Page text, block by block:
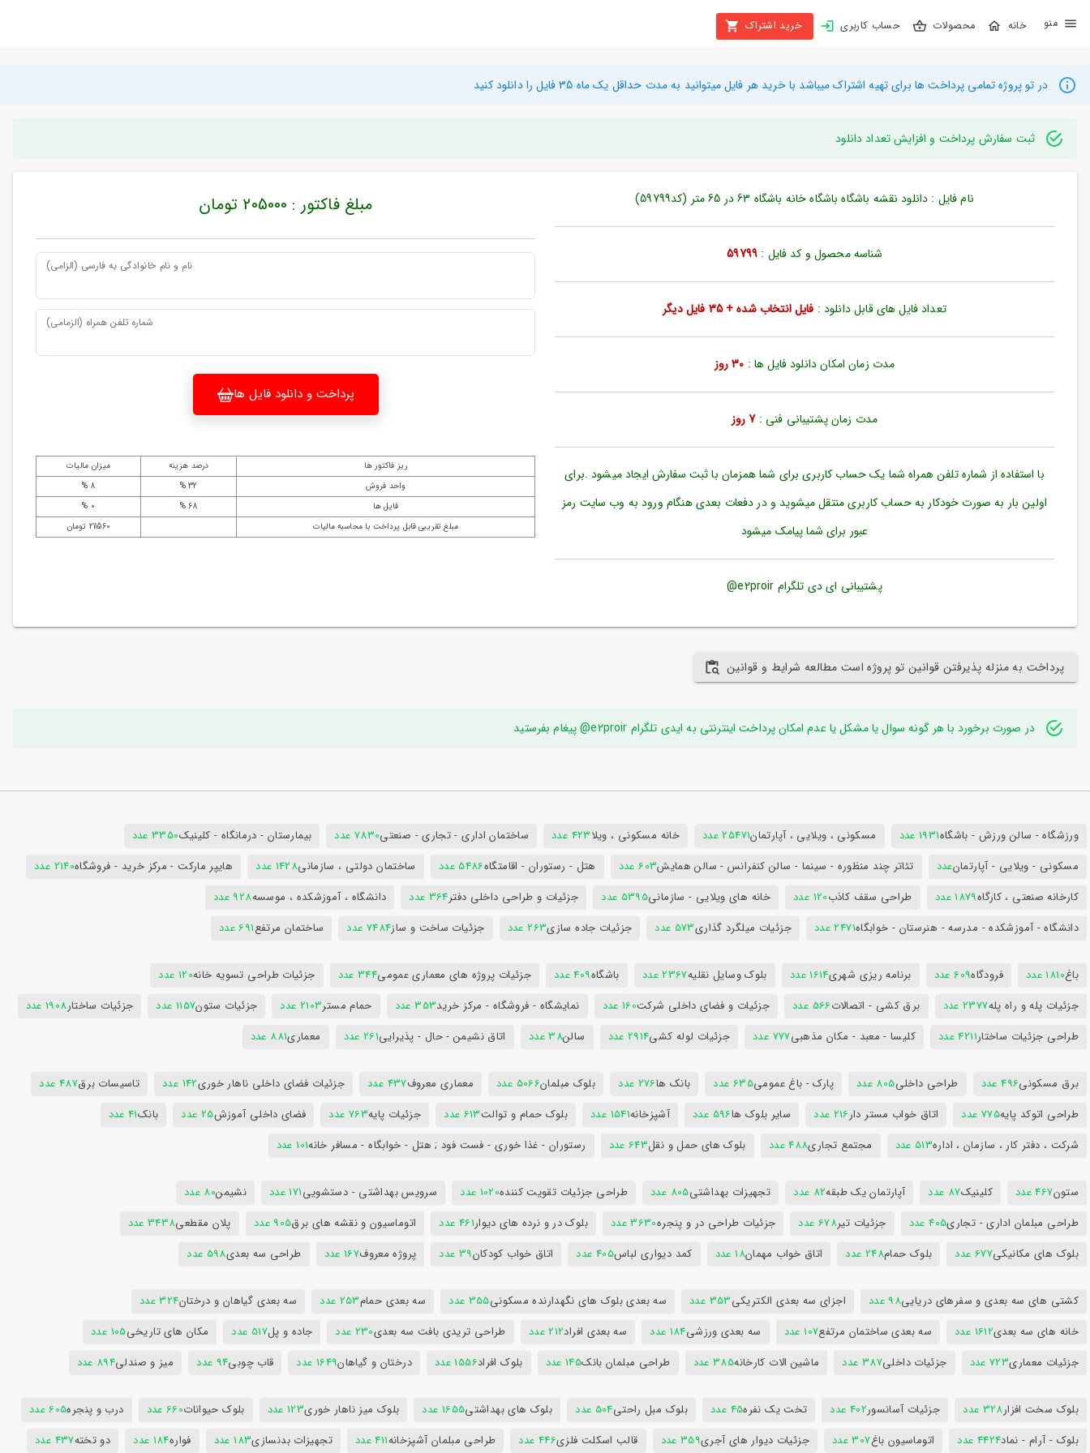
محصولات حساب کاربری خرید اشتراک
بستن
محصولات
اشتراک
کاربری
ثبت
بازیابی
رمز
علاقه
در تو پروژه تمامی پرداخت ها برای تهیه اشتراک میباشد با خرید هر فایل میتوانید به مدت حداقل یک ماه 35 فایل را دانلود کنید
ثبت سفارش پرداخت و افزایش تعداد دانلود
نام فایل : دانلود نقشه باشگاه باشگاه خانه باشگاه 63 در 65 متر (کد59799)
شناسه محصول و کد فایل : 59799
تعداد فایل های قابل دانلود : فایل انتخاب شده + 35 فایل دیگر
مدت زمان امکان دانلود فایل ها : 30 روز
مدت زمان پشتیبانی فنی :7 روز
با استفاده از شماره تلفن همراه شما یک حساب کاربری برای شما همزمان با ثبت سفارش ایجاد میشود .برای
اولین بار به صورت خودکار به حساب کاربری منتقل میشوید و در دفعات بعدی هنگام ورود به وب سایت رمز
عبور برای شما پیامک میشود
پشتیبانی ای دی تلگرام e2proir@
مبلغ فاکتور : 205000 تومان
نام و نام خانوادگی به فارسی (الزامی)
شماره تلفن همراه (الزمامی)
پرداخت و دانلود فایل ها
ریز فاکتور ها درصد هزینه
میزان مالیات
واحد فروش
32 %
8 %
فایل ها
68 %
0 %
مبلغ تقریبی قابل پرداخت با محاسبه مالیات
211560 تومان
پرداخت به منزله پذیرفتن قوانین تو پروژه است مطالعه شرایط و قوانین
در صورت برخورد با هر گونه سوال یا مشکل یا عدم امکان پرداخت اینترنتی به ایدی تلگرام e2proir@ پیغام بفرستید
ورزشگاه - سالن ورزش - باشگاه1931 عدد مسکونی ، ویلایی ، آپارتمان25471 عدد خانه مسکونی ، ویلا423 عدد ساختمان اداری - تجاری - صنعتی7830 عدد بیمارستان - درمانگاه - کلینیک3350 عدد
مسکونی - ویلایی - آپارتمانعدد تئاتر چند منظوره - سینما - سالن کنفرانس - سالن همایش603 عدد هتل - رستوران - اقامتگاه5486 عدد ساختمان دولتی ، سازمانی1428 عدد هایپر مارکت - مرکز خرید - فروشگاه2140 عدد
کارخانه صنعتی ، کارگاه1879 عدد طراحی سقف کاذب120 عدد خانه های ویلایی - سازمانی5395 عدد جزئیات و طراحی داخلی دفتر364 عدد دانشگاه ، آموزشکده ، موسسه928 عدد
دانشگاه - آموزشکده - مدرسه - هنرستان - خوابگاه2471 عدد جزئیات میلگرد گذاری573 عدد جزئیات جاده سازی263 عدد جزئیات ساخت و ساز7484 عدد ساختمان مرتفع691 عدد
باغ1810 عدد فرودگاه609 عدد برنامه ریزی شهری1614 عدد بلوک وسایل نقلیه2367 عدد باشگاه409 عدد جزئیات پروژه های معماری عمومی344 عدد جزئیات طراحی تسویه خانه120 عدد
جزئیات پله و راه پله2377 عدد برق کشی - اتصالات566 عدد جزئیات و فضای داخلی شرکت160 عدد نمایشگاه - فروشگاه - مرکز خرید353 عدد حمام مستر2103 عدد جزئیات ستون1157 عدد جزئیات ساختار1908 عدد
طراحی جزئیات ساختار4211 عدد کلیسا - معبد - مکان مذهبی777 عدد جزئیات لوله کشی2914 عدد سالن38 عدد اتاق نشیمن - حال - پذیرایی261 عدد معماری881 عدد
برق مسکونی496 عدد طراحی داخلی805 عدد پارک - باغ عمومی635 عدد بانک ها276 عدد بلوک مبلمان5066 عدد معماری معروف437 عدد جزئیات فضای داخلی ناهار خوری142 عدد تاسیسات برق487 عدد
طراحی اتوکد پایه775 عدد اتاق خواب مستر دار216 عدد سایر بلوک ها596 عدد آشپزخانه1541 عدد بلوک حمام و توالت613 عدد جزئیات پایه763 عدد فضای داخلی آموزش25 عدد بانک41 عدد
شرکت ، دفتر کار ، سازمان ، اداره513 عدد مجتمع تجاری488 عدد بلوک های حمل و نقل643 عدد رستوران - غذا خوری - فست فود ; هتل - خوابگاه - مسافر خانه101 عدد
ستون467 عدد کلینیک87 عدد آپارتمان یک طبقه82 عدد تجهیزات بهداشتی805 عدد طراحی جزئیات تقویت کننده1020 عدد سرویس بهداشتی - دستشویی171 عدد نشیمن80 عدد
طراحی مبلمان اداری - تجاری405 عدد جزئیات تیر678 عدد جزئیات طراحی در و پنجره3630 عدد بلوک در و نرده های دیوار461 عدد اتوماسیون و نقشه های برق905 عدد پلان مقطعی3438 عدد
بلوک های مکانیکی677 عدد بلوک حمام248 عدد اتاق خواب مهمان18 عدد کمد دیواری لباس405 عدد اتاق خواب کودکان39 عدد پروژه معروف167 عدد طراحی سه بعدی598 عدد
کشتی های سه بعدی و سفرهای دریایی98 عدد اجزای سه بعدی الکتریکی353 عدد سه بعدی بلوک های نگهدارنده مسکونی355 عدد سه بعدی حمام253 عدد سه بعدی گیاهان و درختان324 عدد
خانه های سه بعدی1612 عدد سه بعدی ساختمان مرتفع107 عدد سه بعدی ورزشی184 عدد سه بعدی افراد212 عدد طراحی تریدی بافت سه بعدی230 عدد جاده و پل517 عدد مکان های تاریخی105 عدد
جزئیات معماری723 عدد جزئیات داخلی387 عدد ماشین الات کارخانه385 عدد طراحی مبلمان بانک145 عدد بلوک افراد1556 عدد درختان و گیاهان1649 عدد قاب چوبی94 عدد میز و صندلی894 عدد
بلوک سخت افزار328 عدد جزئیات آسانسور402 عدد تخت یک نفره45 عدد بلوک مبل راحتی504 عدد بلوک های بهداشتی1655 عدد بلوک میز ناهار خوری123 عدد بلوک حیوانات660 عدد درب و پنجره605 عدد
بلوک - آرام - نماد4424 عدد اتوماسیون باغ307 عدد جزئیات دیوار های آجری359 عدد قالب اسکلت فلزی446 عدد طراحی مبلمان آشپزخانه411 عدد تجهیزات بدنسازی183 عدد فواره184 عدد دو تخته437 عدد